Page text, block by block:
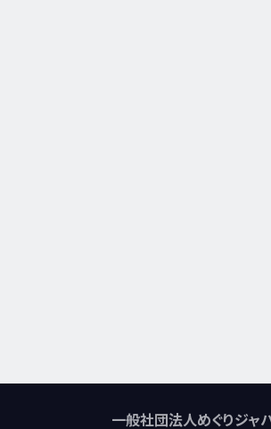
一般社団法人めぐりジャ